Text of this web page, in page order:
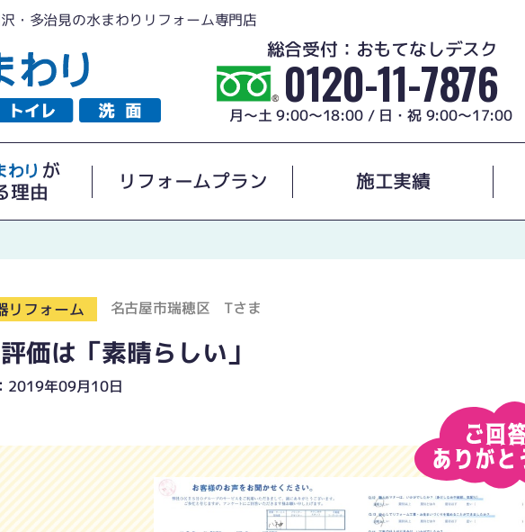
・多治見の水まわりリフォーム専門店
総合受付：おもてなしデスク
0120-11-7876
月～土 9:00～18:00 / 日・祝 9:00～17:00
が
理由
リフォームプラン 施工実績
リフォーム 名古屋市瑞穂区 Tさま
価は「素晴らしい」
2019年09月10日